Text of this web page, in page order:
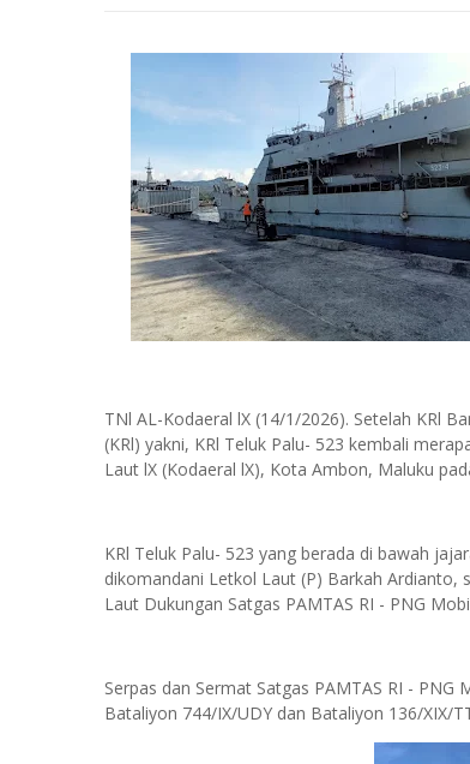
TNl AL-Kodaeral lX (14/1/2026). Setelah KRl
(KRl) yakni, KRl Teluk Palu- 523 kembali
Laut lX (Kodaeral lX), Kota Ambon, Maluku
KRl Teluk Palu- 523 yang berada di bawah
dikomandani Letkol Laut (P) Barkah Ardianto,
Laut Dukungan Satgas PAMTAS RI - PNG
Serpas dan Sermat Satgas PAMTAS RI -
Bataliyon 744/IX/UDY dan Bataliyon 136/XIX/